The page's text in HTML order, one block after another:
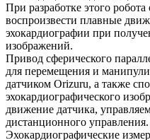
При разработке этого
воспроизвести плавные
эхокардиографии при
изображений.
Привод сферического
для перемещения и
датчиком Orizuru, а также
эхокардиографического
движение датчика,
дистанционного управления.
Эхокардиографические